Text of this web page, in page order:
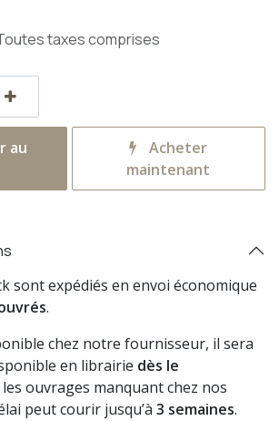
taxes comprises
au
Acheter
maintenant
sont expédiés en envoi économique
.
chez notre fournisseur, il sera
en librairie dès le
ouvrages manquant chez nos
peut courir jusqu’à 3 semaines.